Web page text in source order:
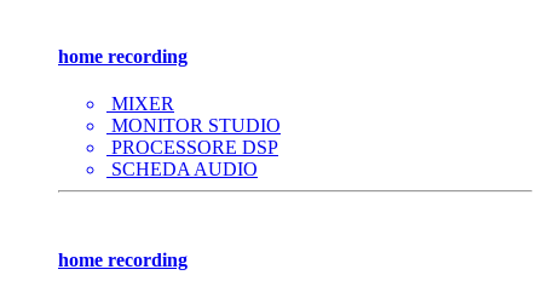
home recording
MIXER
MONITOR STUDIO
PROCESSORE DSP
SCHEDA AUDIO
home recording